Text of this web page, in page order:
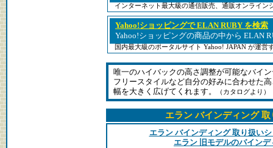
インターネット最大級の通信販売、通販オンライン
Yahoo!ショッピングで ELAN RUBY を検索
Yahoo!ショッピングの商品の中から ELAN
国内最大級のポータルサイト Yahoo! JAPAN が運営
唯一のハイバックの高さ調整が可能なバイ
フリースタイルなど自分の好みに合わせた
幅を大きく広げてくれます。
（カタログより）
エラン バインディング
エラン バインディング 取り扱い
エラン 旧モデルのバイン